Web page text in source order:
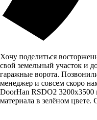
Хочу поделиться
свой земельный участок и
гаражные ворота.
менеджер и совсем скоро
DoorHan RSDO2 3200x3500
материала в зелёном цвете.